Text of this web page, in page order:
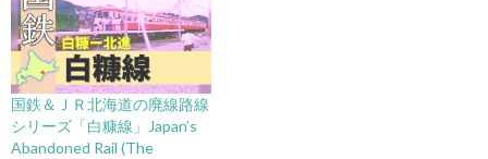
国鉄＆ＪＲ北海道の廃線路線
シリーズ「白糠線」Japan’s
Abandoned Rail (The